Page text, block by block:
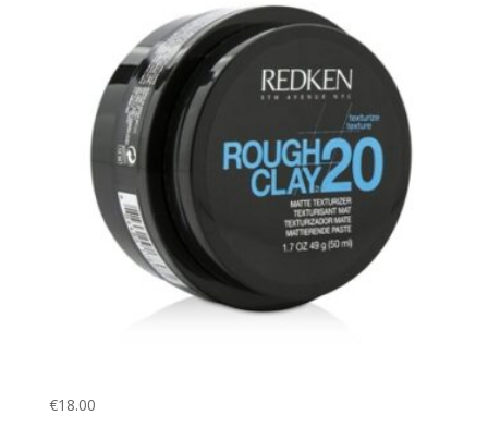
€18.00